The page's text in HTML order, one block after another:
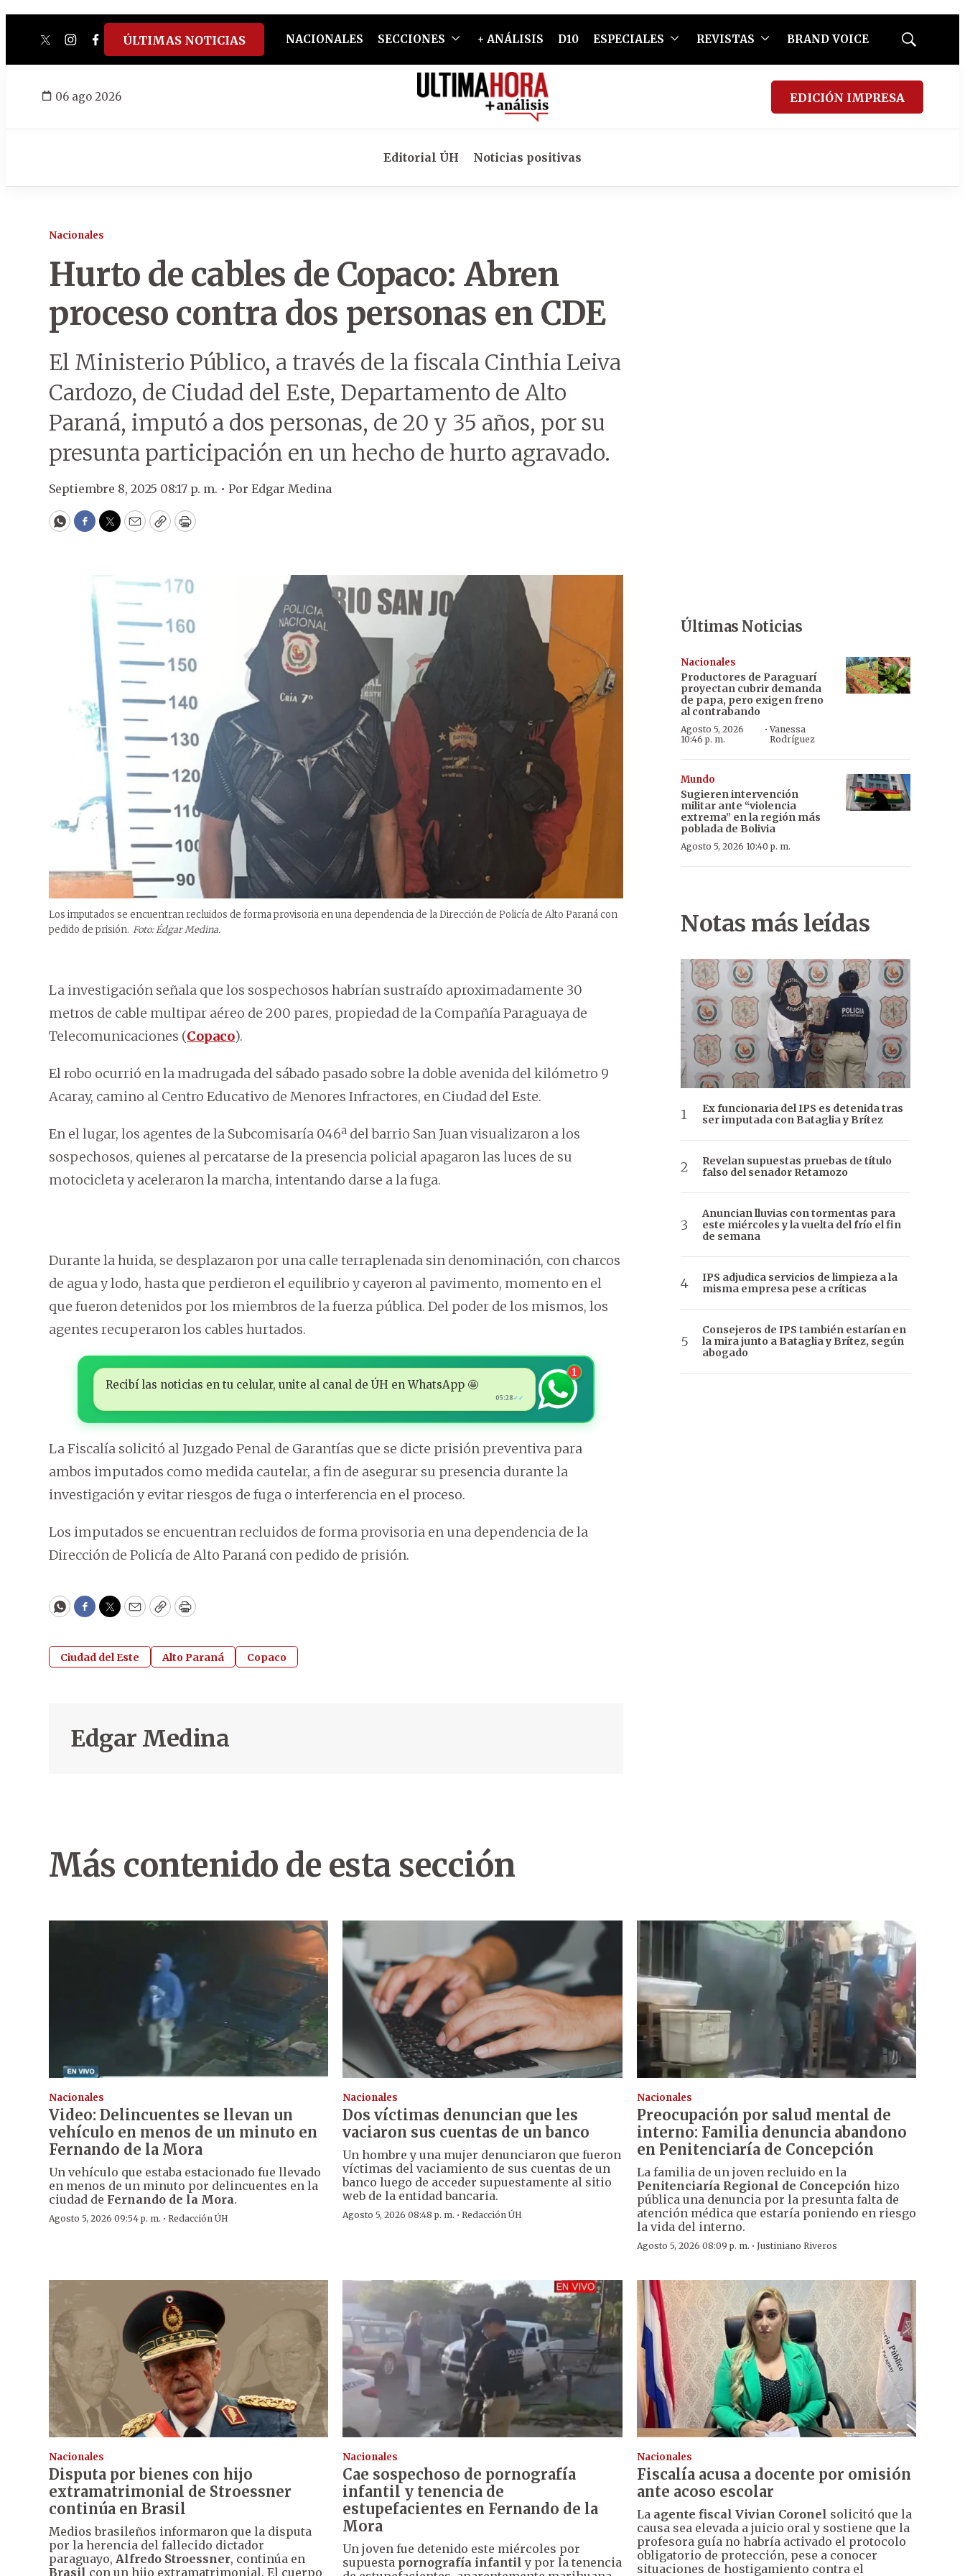
twitterinstagram
facebook
tiktokyoutube
spotify
ÚLTIMAS NOTICIAS NACIONALES SECCIONES + ANÁLISIS D10 ESPECIALES REVISTAS BRAND VOICE
Mostrar
06 ago 2026 EDICIÓN IMPRESA
Editorial ÚH Noticias positivas
Nacionales
Hurto de cables de Copaco: Abren
proceso contra dos personas en CDE
El Ministerio Público, a través de la fiscala Cinthia Leiva
Cardozo, de Ciudad del Este, Departamento de Alto
Paraná, imputó a dos personas, de 20 y 35 años, por su
presunta participación en un hecho de hurto agravado.
Septiembre 8, 2025 08:17 p. m. • Por Edgar Medina
WhatsApp
Facebook
Twitter
EmailCopyPrint
Los imputados se encuentran recluidos de forma provisoria en una dependencia de la Dirección de Policía de Alto Paraná con
pedido de prisión. Foto: Édgar Medina.
La investigación señala que los sospechosos habrían sustraído aproximadamente 30
metros de cable multipar aéreo de 200 pares, propiedad de la Compañía Paraguaya de
Telecomunicaciones (Copaco).
El robo ocurrió en la madrugada del sábado pasado sobre la doble avenida del kilómetro 9
Acaray, camino al Centro Educativo de Menores Infractores, en Ciudad del Este.
En el lugar, los agentes de la Subcomisaría 046ª del barrio San Juan visualizaron a los
sospechosos, quienes al percatarse de la presencia policial apagaron las luces de su
motocicleta y aceleraron la marcha, intentando darse a la fuga.
Durante la huida, se desplazaron por una calle terraplenada sin denominación, con charcos
de agua y lodo, hasta que perdieron el equilibrio y cayeron al pavimento, momento en el
que fueron detenidos por los miembros de la fuerza pública. Del poder de los mismos, los
agentes recuperaron los cables hurtados.
Recibí las noticias en tu celular, unite al canal de ÚH en WhatsApp 🤩
05:28 ✓✓
1
La Fiscalía solicitó al Juzgado Penal de Garantías que se dicte prisión preventiva para
ambos imputados como medida cautelar, a fin de asegurar su presencia durante la
investigación y evitar riesgos de fuga o interferencia en el proceso.
Los imputados se encuentran recluidos de forma provisoria en una dependencia de la
Dirección de Policía de Alto Paraná con pedido de prisión.
WhatsApp
Facebook
Twitter
EmailCopyPrint
Ciudad del Este Alto Paraná Copaco
Edgar Medina
Últimas Noticias
Nacionales
Productores de Paraguarí
proyectan cubrir demanda
de papa, pero exigen freno
al contrabando
Agosto 5, 2026
10:46 p. m.
·Vanessa
Rodríguez
Mundo
Sugieren intervención
militar ante “violencia
extrema” en la región más
poblada de Bolivia
Agosto 5, 2026 10:40 p. m.
Notas más leídas
Ex funcionaria del IPS es detenida tras
ser imputada con Bataglia y Brítez
Revelan supuestas pruebas de título
falso del senador Retamozo
Anuncian lluvias con tormentas para
este miércoles y la vuelta del frío el fin
de semana
IPS adjudica servicios de limpieza a la
misma empresa pese a críticas
Consejeros de IPS también estarían en
la mira junto a Bataglia y Brítez, según
abogado
Más contenido de esta sección
Nacionales
Video: Delincuentes se llevan un
vehículo en menos de un minuto en
Fernando de la Mora
Un vehículo que estaba estacionado fue llevado
en menos de un minuto por delincuentes en la
ciudad de Fernando de la Mora.
Agosto 5, 2026 09:54 p. m. · Redacción ÚH
Nacionales
Dos víctimas denuncian que les
vaciaron sus cuentas de un banco
Un hombre y una mujer denunciaron que fueron
víctimas del vaciamiento de sus cuentas de un
banco luego de acceder supuestamente al sitio
web de la entidad bancaria.
Agosto 5, 2026 08:48 p. m. ·Redacción ÚH
Nacionales
Preocupación por salud mental de
interno: Familia denuncia abandono
en Penitenciaría de Concepción
La familia de un joven recluido en la
Penitenciaría Regional de Concepción hizo
pública una denuncia por la presunta falta de
atención médica que estaría poniendo en riesgo
la vida del interno.
Agosto 5, 2026 08:09 p. m. · Justiniano Riveros
Nacionales
Disputa por bienes con hijo
extramatrimonial de Stroessner
continúa en Brasil
Medios brasileños informaron que la disputa
por la herencia del fallecido dictador
paraguayo, Alfredo Stroessner, continúa en
Brasil con un hijo extramatrimonial. El cuerpo
Nacionales
Cae sospechoso de pornografía
infantil y tenencia de
estupefacientes en Fernando de la
Mora
Un joven fue detenido este miércoles por
supuesta pornografía infantil y por la tenencia
Nacionales
Fiscalía acusa a docente por omisión
ante acoso escolar
La agente fiscal Vivian Coronel solicitó que la
causa sea elevada a juicio oral y sostiene que la
profesora guía no habría activado el protocolo
obligatorio de protección, pese a conocer
situaciones de hostigamiento contra el